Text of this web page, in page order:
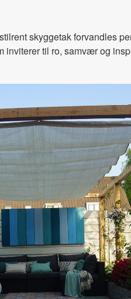
skyggetak forvandles
til ro, samvær og